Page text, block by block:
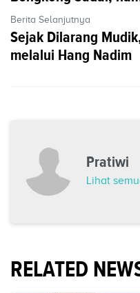
Berita Selanjutnya
Sejak Dilarang
melalui Hang Nadim
Pratiwi
Lihat
RELATED